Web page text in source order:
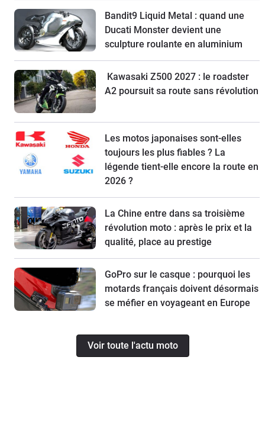
Bandit9 Liquid Metal : quand une
Ducati Monster devient une
sculpture roulante en aluminium
Kawasaki Z500 2027 : le roadster
A2 poursuit sa route sans révolution
Les motos japonaises sont-elles
toujours les plus fiables ? La
légende tient-elle encore la route en
2026 ?
La Chine entre dans sa troisième
révolution moto : après le prix et la
qualité, place au prestige
GoPro sur le casque : pourquoi les
motards français doivent désormais
se méfier en voyageant en Europe
Voir toute l'actu moto